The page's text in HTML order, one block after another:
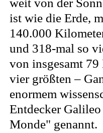
ist wie die Erde,
140.000
und 318-mal so
von insgesamt
vier größten –
enormem
Entdecker
Monde" genannt.